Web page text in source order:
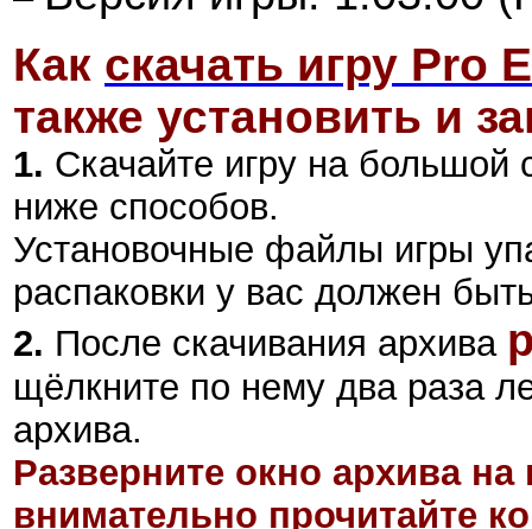
Как скачать игру Pro
также установить и
1. Скачайте игру на большой
ниже способов.
Установочные файлы игры
распаковки у вас должен
2. После скачивания архива
щёлкните по нему два раза
архива.
Разверните окно архива на
внимательно прочитайте